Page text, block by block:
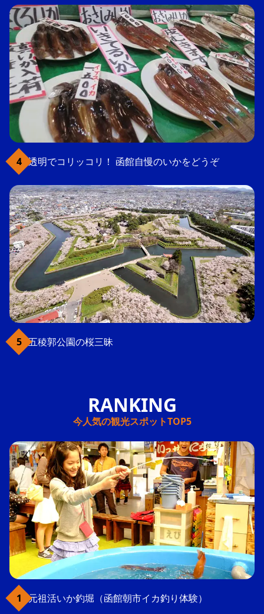
透明でコリッコリ！ 函館自慢のいかをどうぞ
五稜郭公園の桜三昧
今人気の観光スポットTOP5
元祖活いか釣堀（函館朝市イカ釣り体験）